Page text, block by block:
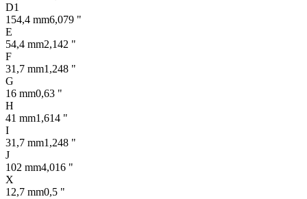
D1
154,4 mm6,079 "
E
54,4 mm2,142 "
F
31,7 mm1,248 "
G
16 mm0,63 "
H
41 mm1,614 "
I
31,7 mm1,248 "
J
102 mm4,016 "
X
12,7 mm0,5 "